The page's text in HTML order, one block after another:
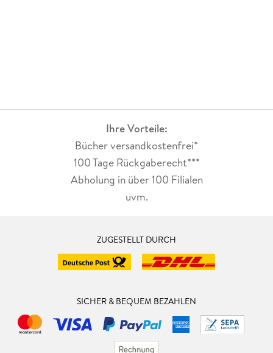
Ihre Vorteile:
Bücher versandkostenfrei*
100 Tage Rückgaberecht***
Abholung in über 100 Filialen
uvm.
ZUGESTELLT DURCH
SICHER & BEQUEM BEZAHLEN